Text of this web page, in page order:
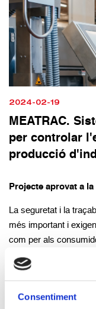
Consentiment
2024-02-19
MEATRAC.
per controlar
producció
Projecte aprovat a
La seguretat i la
més important i
com per als
no se centren
del producte
pastada, la carn